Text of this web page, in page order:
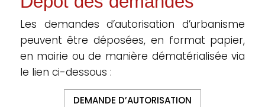
Les demandes d’autorisation d’urbanisme
peuvent être déposées, en format papier,
en mairie ou de manière dématérialisée via
le lien ci-dessous :
DEMANDE D’AUTORISATION